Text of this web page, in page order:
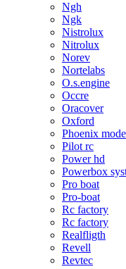
Ngh
Ngk
Nistrolux
Nitrolux
Norev
Nortelabs
O.s.engine
Occre
Oracover
Oxford
Phoenix
Pilot rc
Power hd
Powerbox
Pro boat
Pro-boat
Rc factory
Rc factory
Realfligth
Revell
Revtec